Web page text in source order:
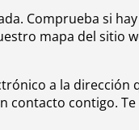
Comprueba si hay
mapa del sitio
a la dirección
contacto contigo. Te